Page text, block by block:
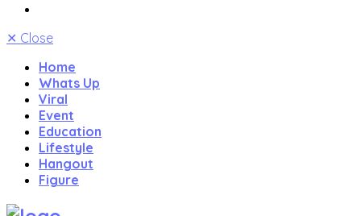
✕ Close
Home
Whats Up
Viral
Event
Education
Lifestyle
Hangout
Figure